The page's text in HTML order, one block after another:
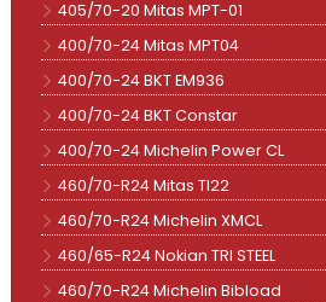
405/70-20 Mitas MPT-01
400/70-24 Mitas MPT04
400/70-24 BKT EM936
400/70-24 BKT Constar
400/70-24 Michelin Power CL
460/70-R24 Mitas TI22
460/70-R24 Michelin XMCL
460/65-R24 Nokian TRI STEEL
460/70-R24 Michelin Bibload